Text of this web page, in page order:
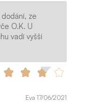
ze
O.K. U
vadí vyšší
Eva 17/06/2021